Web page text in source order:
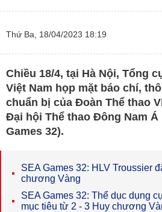
Thứ Ba, 18/04/2023 18:19
Chiều 18/4, tại Hà Nội, Tổng
Việt Nam họp mặt báo chí,
chuẩn bị của Đoàn Thể thao
Đại hội Thể thao Đông Nam Á
Games 32).
SEA Games 32: HLV Troussier
chương Vàng
SEA Games 32: Thể dục dụng
mục tiêu từ 2 - 3 Huy chương